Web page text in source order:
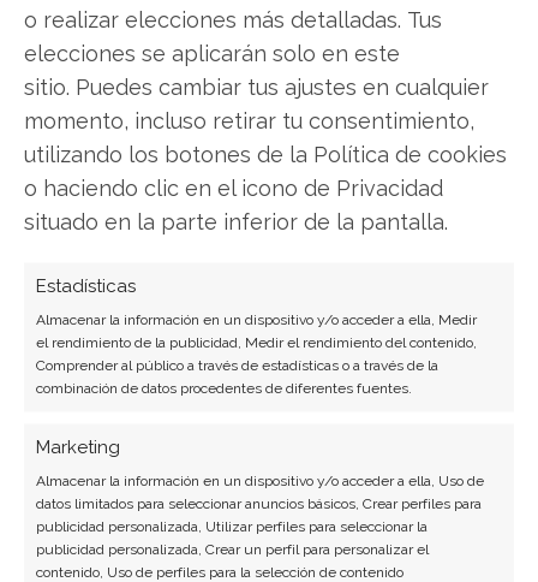
o realizar elecciones más detalladas. Tus
elecciones se aplicarán solo en este
sitio. Puedes cambiar tus ajustes en cualquier
momento, incluso retirar tu consentimiento,
utilizando los botones de la Política de cookies
o haciendo clic en el icono de Privacidad
situado en la parte inferior de la pantalla.
Estadísticas
Almacenar la información en un dispositivo y/o acceder a ella, Medir
el rendimiento de la publicidad, Medir el rendimiento del contenido,
Comprender al público a través de estadísticas o a través de la
combinación de datos procedentes de diferentes fuentes.
Marketing
Almacenar la información en un dispositivo y/o acceder a ella, Uso de
datos limitados para seleccionar anuncios básicos, Crear perfiles para
publicidad personalizada, Utilizar perfiles para seleccionar la
publicidad personalizada, Crear un perfil para personalizar el
contenido, Uso de perfiles para la selección de contenido
SOBRE EL AUTOR
Laura Fernández Silva
Analista tecnológica enfocada en innovación digital,
comercio electrónico y aplicaciones móviles.
Colaboradora habitual en medios especializados